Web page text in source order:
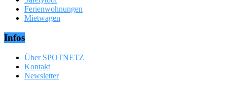
Ferienwohnungen
Mietwagen
Infos
Über SPOTNETZ
Kontakt
Newsletter